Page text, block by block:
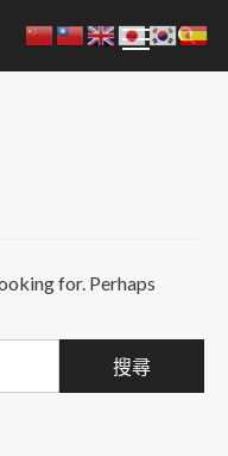
Menu
for. Perhaps